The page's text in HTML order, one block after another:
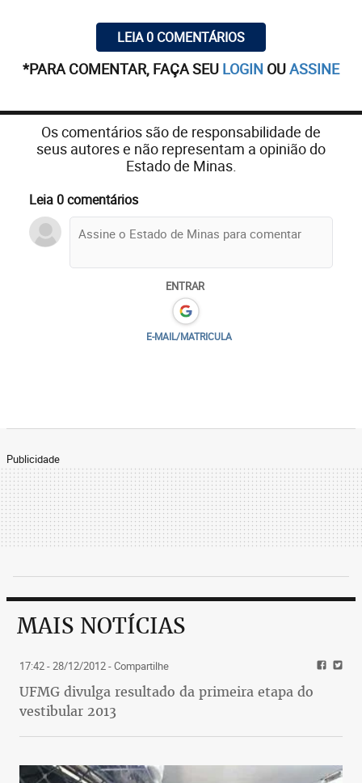
LEIA 0 COMENTÁRIOS
*PARA COMENTAR, FAÇA SEU LOGIN OUASSINE
Os comentários são de responsabilidade de
seus autores e não representam a opinião do
Estado de Minas.
Leia 0 comentários
ENTRAR
E-MAIL/MATRICULA
Publicidade
MAIS NOTÍCIAS
17:42 - 28/12/2012- Compartilhe
UFMG divulga resultado da primeira etapa do
vestibular 2013